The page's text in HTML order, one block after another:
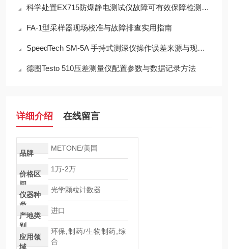
科学处置EX715防爆静电测试仪故障可有效保障检测工作正常开展
FA-1型采样器现场校准与故障排查实用指南
SpeedTech SM-5A 手持式测深仪操作误差来源与现场应用技术规范
德图Testo 510压差测量仪配置参数与数据记录方法
详细介绍 在线留言
品牌
METONE/美国
价格区
间
1万-2万
仪器种
类
光学颗粒计数器
产地类
别
进口
应用领
域
环保,制药/生物制药,综
合